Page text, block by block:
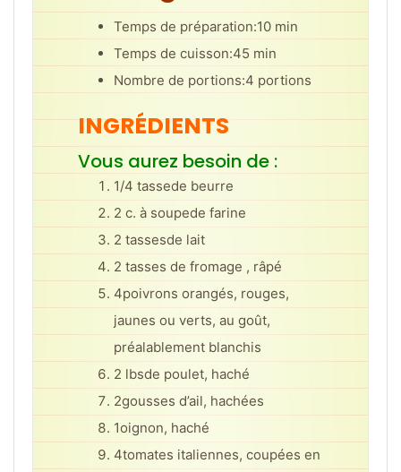
Temps de préparation:10 min
Temps de cuisson:45 min
Nombre de portions:4 portions
INGRÉDIENTS
Vous aurez besoin de :
1/4 tassede beurre
2 c. à soupede farine
2 tassesde lait
2 tasses de fromage , râpé
4poivrons orangés, rouges,
jaunes ou verts, au goût,
préalablement blanchis
2 lbsde poulet, haché
2gousses d’ail, hachées
1oignon, haché
4tomates italiennes, coupées en